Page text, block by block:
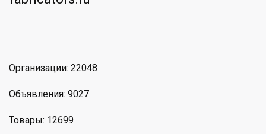
Организации: 22048
Объявления: 9027
Товары: 12699